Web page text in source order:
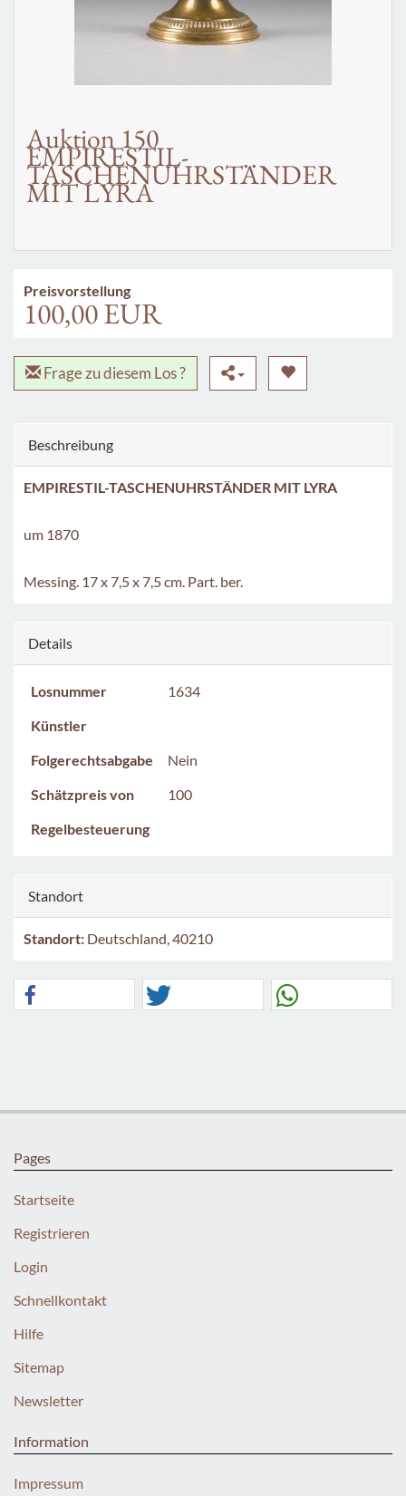
Auktion 150
EMPIRESTIL-
TASCHENUHRSTÄNDER
MIT LYRA
Preisvorstellung
100,00 EUR
Frage zu diesem Los ?
Beschreibung
EMPIRESTIL-TASCHENUHRSTÄNDER MIT LYRA
um 1870
Messing. 17 x 7,5 x 7,5 cm. Part. ber.
Details
Losnummer
1634
Künstler
Folgerechtsabgabe
Nein
Schätzpreis von
100
Regelbesteuerung
Standort
Standort: Deutschland, 40210
Pages
Startseite
Registrieren
Login
Schnellkontakt
Hilfe
Sitemap
Newsletter
Information
Impressum